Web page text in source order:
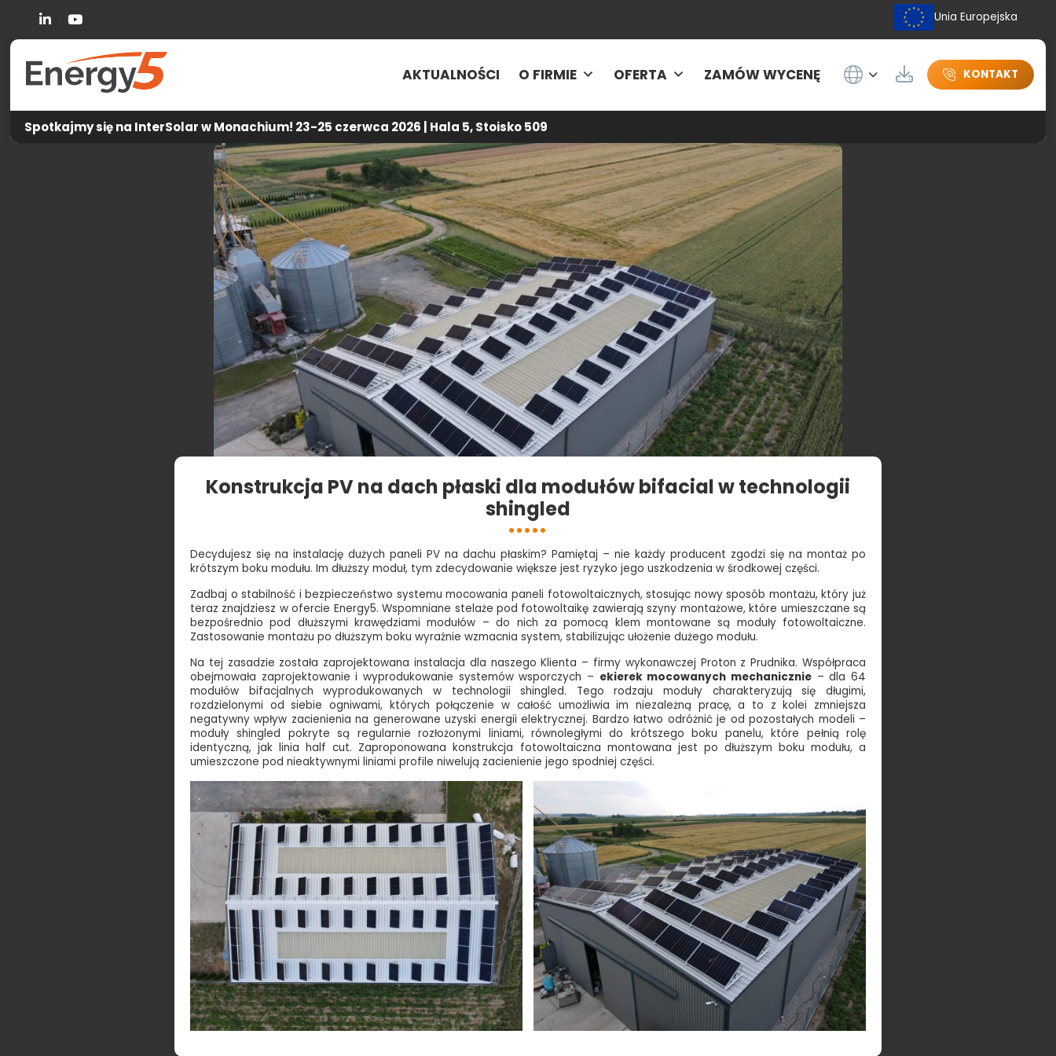
You Tube
Unia Europejska
AKTUALNOŚCI O FIRMIE OFERTA ZAMÓW WYCENĘ
Wybierz język
Do pobraniaKONTAKT
Spotkajmy się na InterSolar w Monachium! 23-25 czerwca 2026 | Hala 5, Stoisko 509
Energy5-Aktualności-Konstrukcja PV na dach płaski dla modułów bifacial w technologii shingled
Konstrukcja PV na dach płaski dla modułów bifacial w technologii
shingled
Decydujesz się na instalację dużych paneli PV na dachu płaskim? Pamiętaj – nie każdy producent zgodzi się na montaż po
krótszym boku modułu. Im dłuższy moduł, tym zdecydowanie większe jest ryzyko jego uszkodzenia w środkowej części.
Zadbaj o stabilność i bezpieczeństwo systemu mocowania paneli fotowoltaicznych, stosując nowy sposób montażu, który już
teraz znajdziesz w ofercie Energy5. Wspomniane stelaże pod fotowoltaikę zawierają szyny montażowe, które umieszczane są
bezpośrednio pod dłuższymi krawędziami modułów – do nich za pomocą klem montowane są moduły fotowoltaiczne.
Zastosowanie montażu po dłuższym boku wyraźnie wzmacnia system, stabilizując ułożenie dużego modułu.
Na tej zasadzie została zaprojektowana instalacja dla naszego Klienta – firmy wykonawczej Proton z Prudnika. Współpraca
obejmowała zaprojektowanie i wyprodukowanie systemów wsporczych – ekierek mocowanych mechanicznie – dla 64
modułów bifacjalnych wyprodukowanych w technologii shingled. Tego rodzaju moduły charakteryzują się długimi,
rozdzielonymi od siebie ogniwami, których połączenie w całość umożliwia im niezależną pracę, a to z kolei zmniejsza
negatywny wpływ zacienienia na generowane uzyski energii elektrycznej. Bardzo łatwo odróżnić je od pozostałych modeli –
moduły shingled pokryte są regularnie rozłożonymi liniami, równoległymi do krótszego boku panelu, które pełnią rolę
identyczną, jak linia half cut. Zaproponowana konstrukcja fotowoltaiczna montowana jest po dłuższym boku modułu, a
umieszczone pod nieaktywnymi liniami profile niwelują zacienienie jego spodniej części.